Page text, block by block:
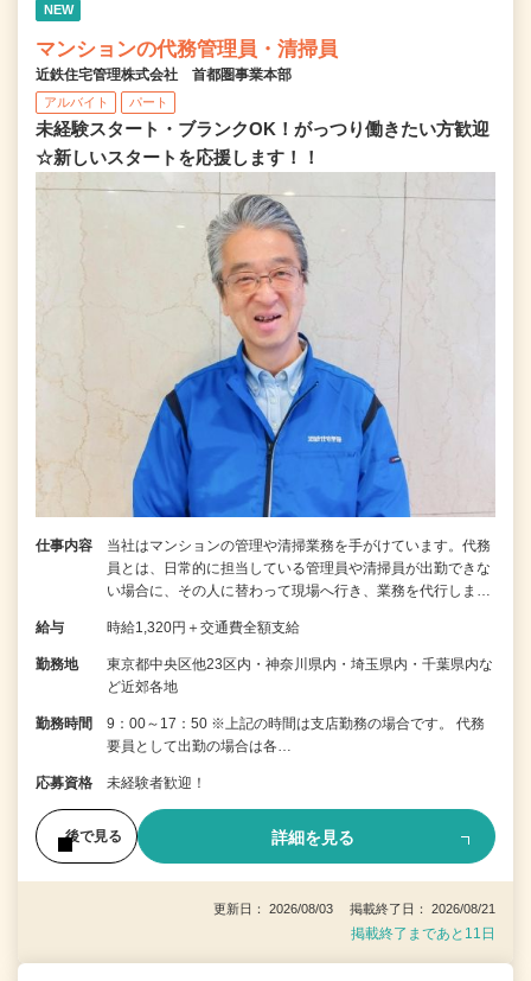
NEW
マンションの代務管理員・清掃員
近鉄住宅管理株式会社 首都圏事業本部
アルバイト パート
未経験スタート・ブランクOK！がっつり働きたい方歓迎
☆新しいスタートを応援します！！
仕事内容
当社はマンションの管理や清掃業務を手がけています。代務
員とは、日常的に担当している管理員や清掃員が出勤できな
い場合に、その人に替わって現場へ行き、業務を代行しま…
給与 時給1,320円＋交通費全額支給
勤務地
東京都中央区他23区内・神奈川県内・埼玉県内・千葉県内な
ど近郊各地
勤務時間
9：00～17：50 ※上記の時間は支店勤務の場合です。 代務
要員として出勤の場合は各…
応募資格 未経験者歓迎！
後で見る 詳細を見る
更新日： 2026/08/03 掲載終了日： 2026/08/21
掲載終了まであと11日